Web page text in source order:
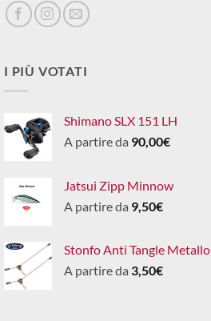
I PIÙ VOTATI
Shimano SLX 151 LH
A partire da 90,00€
Jatsui Zipp Minnow
A partire da 9,50€
Stonfo Anti Tangle Metallo
A partire da 3,50€